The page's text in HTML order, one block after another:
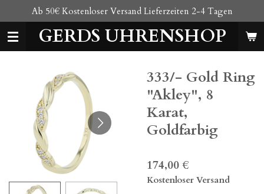
Hauptinhalt
springenGERDS UHRENSHOP
Ab 50€ Kostenloser Versand Lieferzeiten 2-4 Tagen
333/- Gold Ring
"Akley", 8
Karat,
Goldfarbig
174,00 €
Kostenloser Versand